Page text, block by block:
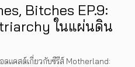
Bitches EP.9:
ในแผ่นดิน
แคสต์เกี่ยวกับซีรีส์ Motherland: